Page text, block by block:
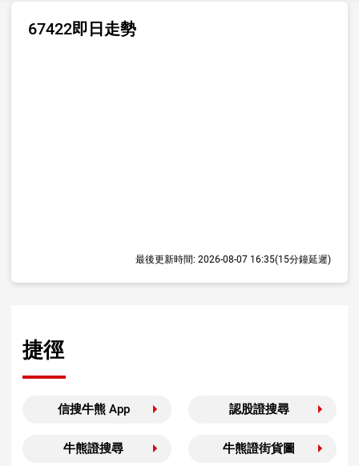
67422即日走勢
最後更新時間: 2026-08-07 16:35(15分鐘延遲)
捷徑
信搜牛熊 App 認股證搜尋
牛熊證搜尋 牛熊證街貨圖